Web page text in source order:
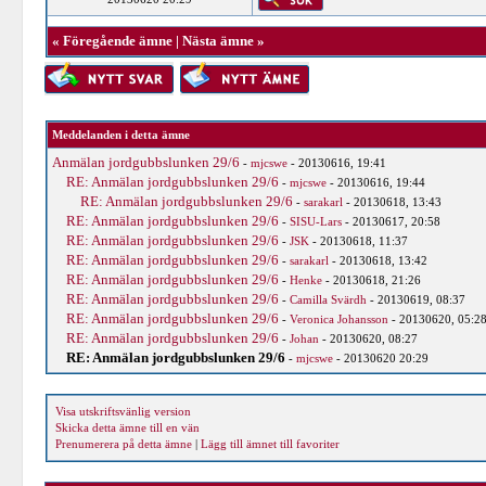
« Föregående ämne| Nästa ämne»
Meddelanden i detta ämne
Anmälan jordgubbslunken 29/6 - mjcswe- 20130616, 19:41
RE: Anmälan jordgubbslunken 29/6 - mjcswe- 20130616, 19:44
RE: Anmälan jordgubbslunken 29/6 - sarakarl - 20130618, 13:43
RE: Anmälan jordgubbslunken 29/6 - SISU-Lars- 20130617, 20:58
RE: Anmälan jordgubbslunken 29/6 - JSK - 20130618, 11:37
RE: Anmälan jordgubbslunken 29/6 - sarakarl - 20130618, 13:42
RE: Anmälan jordgubbslunken 29/6 - Henke- 20130618, 21:26
RE: Anmälan jordgubbslunken 29/6 - Camilla Svärdh - 20130619, 08:37
RE: Anmälan jordgubbslunken 29/6 - Veronica Johansson - 20130620, 05:28
RE: Anmälan jordgubbslunken 29/6 - Johan - 20130620, 08:27
RE: Anmälan jordgubbslunken 29/6 - mjcswe- 20130620 20:29
Visa utskriftsvänlig version
Skicka detta ämne till en vän
Prenumerera på detta ämne| Lägg till ämnet till favoriter